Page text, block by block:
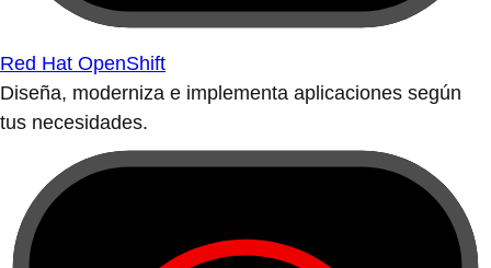
Red Hat OpenShift
Diseña, moderniza e implementa aplicaciones según
tus necesidades.